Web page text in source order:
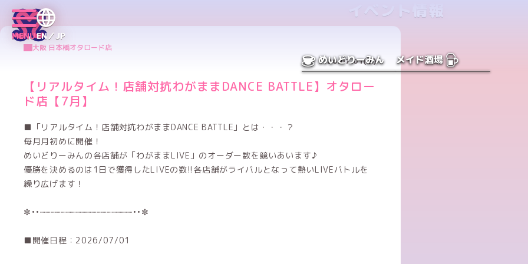
MENUEN／JP
めいどりーみん メイド酒場
イベント情報
大阪 日本橋オタロード店
26.07.01(水)
【リアルタイム！店舗対抗わがままDANCE BATTLE】オタロー
ド店【7月】
■「リアルタイム！店舗対抗わがままDANCE BATTLE」とは・・・？
毎月月初めに開催！
めいどりーみんの各店舗が「わがままLIVE」のオーダー数を競いあいます♪
優勝を決めるのは1日で獲得したLIVEの数!!各店舗がライバルとなって熱いLIVEバトルを
繰り広げます！
✼••┈┈┈┈┈┈┈┈┈┈┈┈┈┈┈┈┈┈••✼
■開催日程：2026/07/01